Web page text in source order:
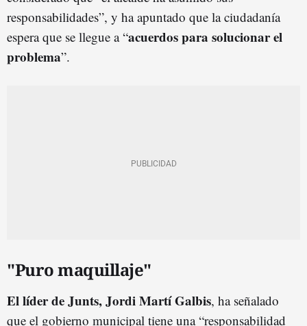
responsabilidades”, y ha apuntado que la ciudadanía
espera que se llegue a “acuerdos para solucionar el
problema”.
"Puro maquillaje"
El líder de Junts, Jordi Martí Galbis, ha señalado
que el gobierno municipal tiene una “responsabilidad